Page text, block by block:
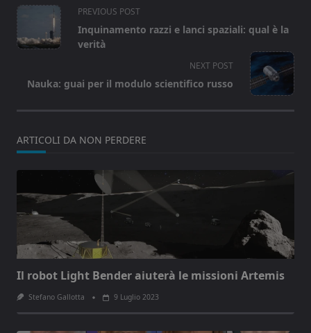
<span
class="nav-
subtitle
reader-
text">Page</span>
PREVIOUS POST
Inquinamento razzi e lanci spaziali: qual è la
verità
NEXT POST
Nauka: guai per il modulo scientifico russo
ARTICOLI DA NON PERDERE
Il robot Light Bender aiuterà le missioni Artemis
Stefano Gallotta 9 Luglio 2023